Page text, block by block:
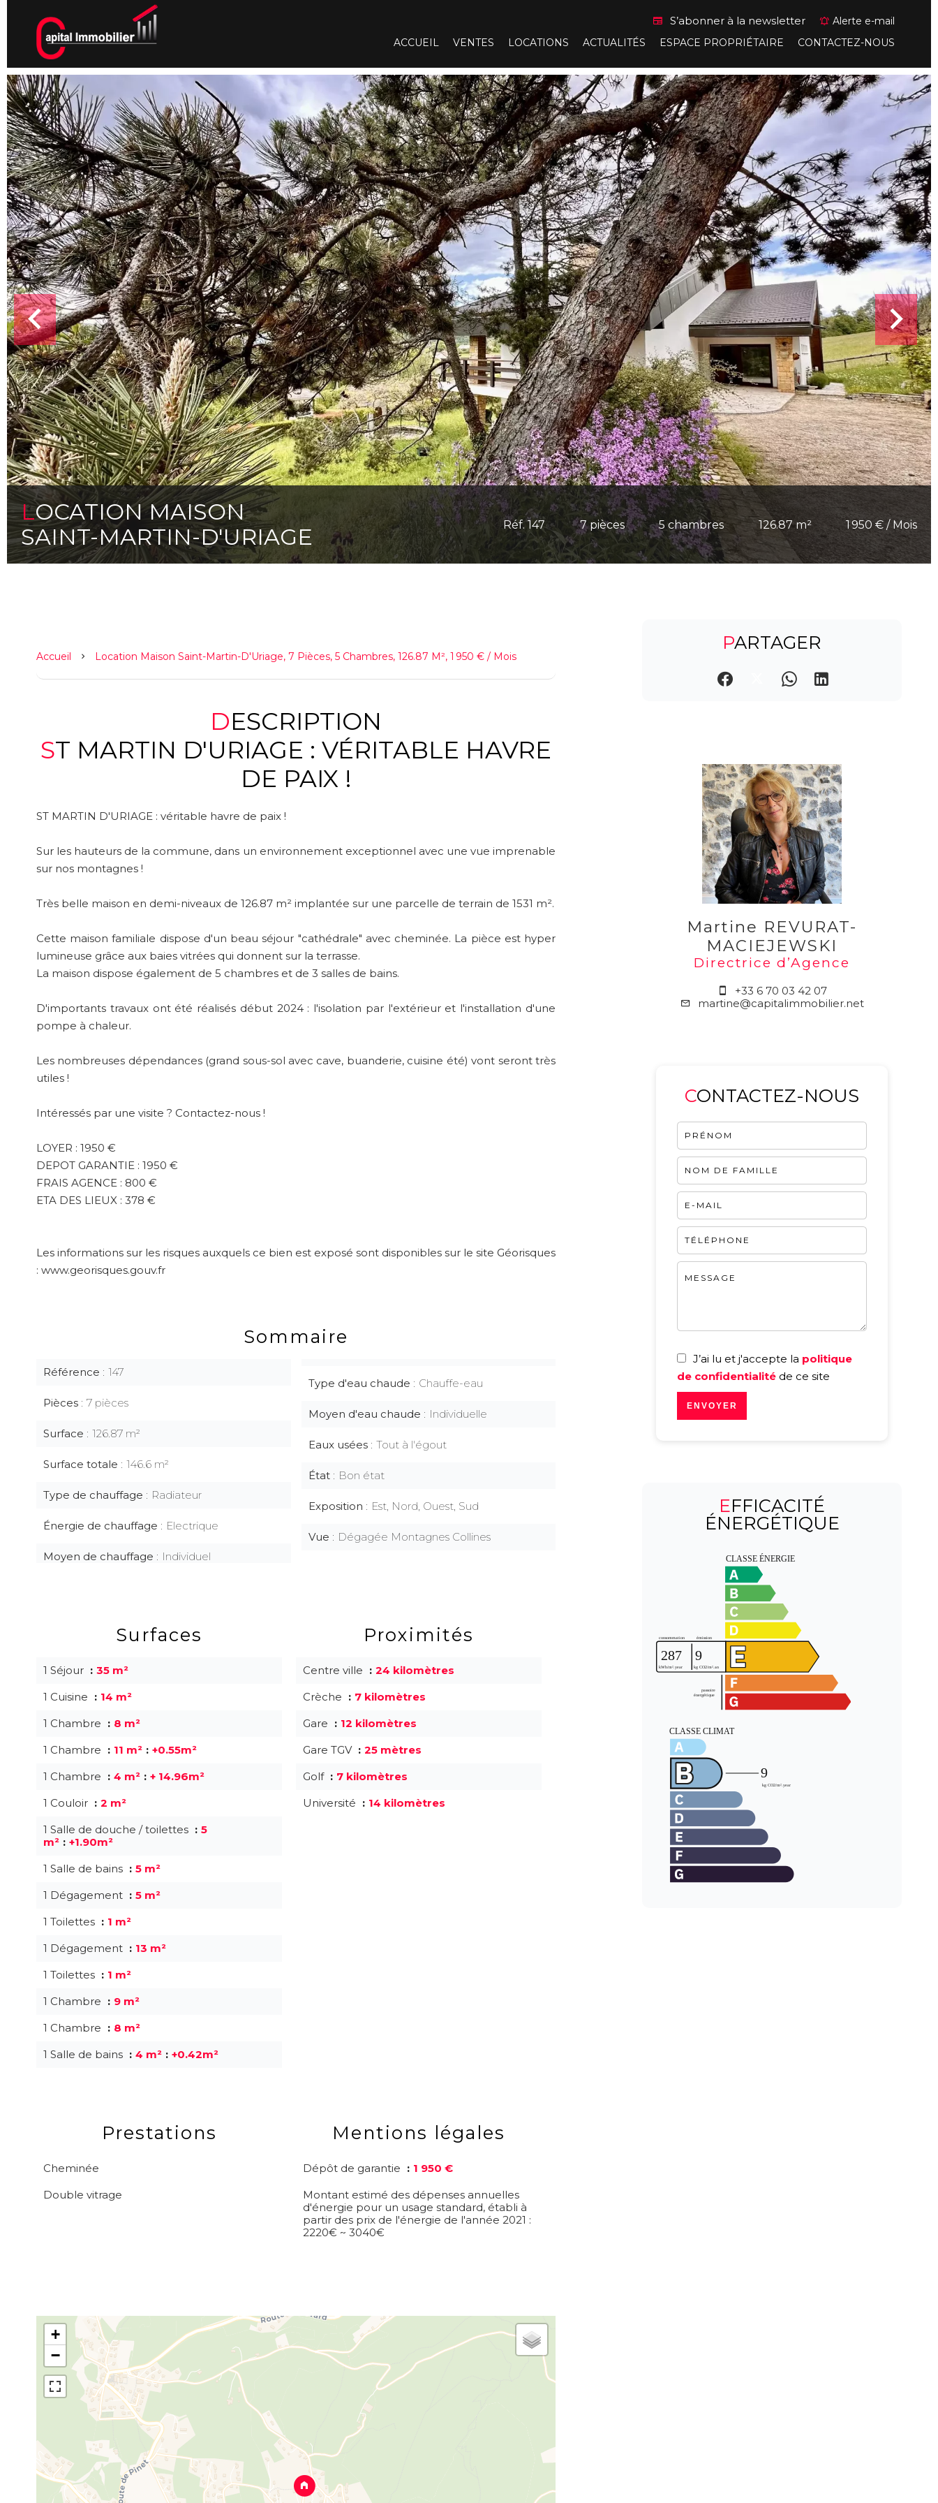
S’abonner à la newsletter
Alerte e-mail
ACCUEIL
VENTES LOCATIONS ACTUALITÉS ESPACE PROPRIÉTAIRE CONTACTEZ-NOUS
LOCATION MAISON
SAINT-MARTIN-D'URIAGE
Réf. 147 7 pièces 5 chambres 126.87 m² 1 950 € / Mois
Accueil Location Maison Saint-Martin-D'Uriage, 7 Pièces, 5 Chambres, 126.87 M², 1 950 € / Mois
DESCRIPTION
ST MARTIN D'URIAGE : VÉRITABLE HAVRE
DE PAIX !
ST MARTIN D'URIAGE : véritable havre de paix !
Sur les hauteurs de la commune, dans un environnement exceptionnel avec une vue imprenable
sur nos montagnes !
Très belle maison en demi-niveaux de 126.87 m² implantée sur une parcelle de terrain de 1531 m².
Cette maison familiale dispose d'un beau séjour "cathédrale" avec cheminée. La pièce est hyper
lumineuse grâce aux baies vitrées qui donnent sur la terrasse.
La maison dispose également de 5 chambres et de 3 salles de bains.
D'importants travaux ont été réalisés début 2024 : l'isolation par l'extérieur et l'installation d'une
pompe à chaleur.
Les nombreuses dépendances (grand sous-sol avec cave, buanderie, cuisine été) vont seront très
utiles !
Intéressés par une visite ? Contactez-nous !
LOYER : 1950 €
DEPOT GARANTIE : 1950 €
FRAIS AGENCE : 800 €
ETA DES LIEUX : 378 €
Les informations sur les risques auxquels ce bien est exposé sont disponibles sur le site Géorisques
: www.georisques.gouv.fr
Sommaire
Référence 147
Pièces 7 pièces
Surface 126.87 m²
Surface totale 146.6 m²
Type de chauffage Radiateur
Énergie de chauffage Electrique
Moyen de chauffage Individuel
Type d'eau chaude Chauffe-eau
Moyen d'eau chaude Individuelle
Eaux usées Tout à l'égout
État Bon état
Exposition Est, Nord, Ouest, Sud
Vue Dégagée Montagnes Collines
Surfaces
1 Séjour
35 m²
1 Cuisine
14 m²
1 Chambre
8 m²
1 Chambre
11 m²
+0.55m²
1 Chambre
4 m²
+ 14.96m²
1 Couloir
2 m²
1 Salle de douche / toilettes
5
m²
+1.90m²
1 Salle de bains
5 m²
1 Dégagement
5 m²
1 Toilettes
1 m²
1 Dégagement
13 m²
1 Toilettes
1 m²
1 Chambre
9 m²
1 Chambre
8 m²
1 Salle de bains
4 m² +0.42m²
Proximités
Centre ville
24 kilomètres
Crèche
7 kilomètres
Gare
12 kilomètres
Gare TGV
25 mètres
Golf
7 kilomètres
Université
14 kilomètres
Prestations
Cheminée
Double vitrage
Mentions légales
Dépôt de garantie
1 950 €
Montant estimé des dépenses annuelles
d'énergie pour un usage standard, établi à
partir des prix de l'énergie de l'année 2021 :
2220€ ~ 3040€
+
−
PARTAGER
Martine REVURAT-
MACIEJEWSKI
Directrice d’Agence
+33 6 70 03 42 07
martine@capitalimmobilier.net
CONTACTEZ-NOUS
J’ai lu et j'accepte la politique
de confidentialité de ce site
ENVOYER
EFFICACITÉ
ÉNERGÉTIQUE